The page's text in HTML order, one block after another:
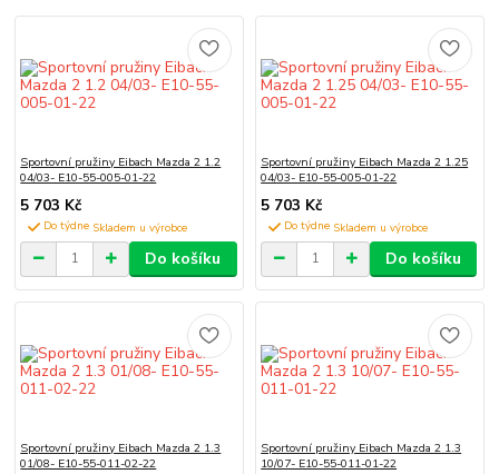
Sportovní pružiny Eibach Mazda 2 1.2
04/03- E10-55-005-01-22
5 703 Kč
Do týdne
Do košíku
Sportovní pružiny Eibach Mazda 2 1.25
04/03- E10-55-005-01-22
5 703 Kč
Do týdne
Do košíku
Sportovní pružiny Eibach Mazda 2 1.3
01/08- E10-55-011-02-22
Sportovní pružiny Eibach Mazda 2 1.3
10/07- E10-55-011-01-22